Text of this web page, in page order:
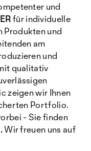
und
für individuelle
Produkten und
am
und
qualitativ
zeigen wir Ihnen
Portfolio.
- Sie finden
Wir freuen uns auf